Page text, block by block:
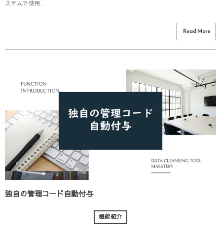
ステムで使用...
Read More
独自の管理コード自動付与
機能紹介